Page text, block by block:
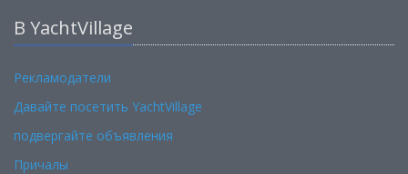
В YachtVillage
Рекламодатели
Давайте посетить YachtVillage
подвергайте объявления
Причалы